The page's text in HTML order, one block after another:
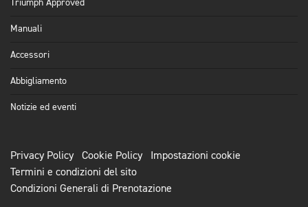
Triumph Approved
Manuali
Accessori
Abbigliamento
Notizie ed eventi
Privacy Policy Cookie Policy
Impostazioni cookie
Termini e condizioni del sito
Condizioni Generali di Prenotazione